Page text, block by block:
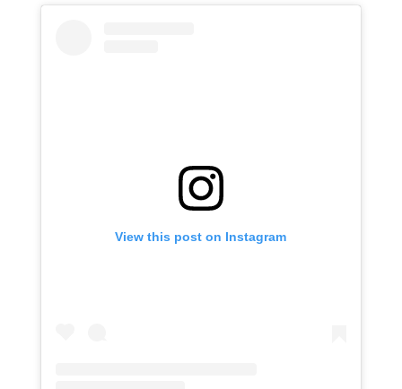
View this post on Instagram